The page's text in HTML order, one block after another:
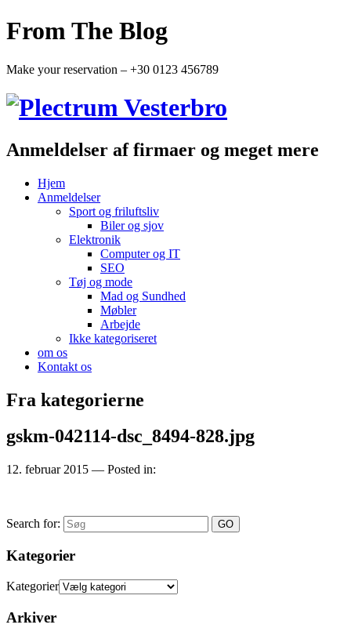
From The Blog
Make your reservation – +30 0123 456789
Anmeldelser af firmaer og meget mere
Hjem
Anmeldelser
Sport og friluftsliv
Biler og sjov
Elektronik
Computer og IT
SEO
Tøj og mode
Mad og Sundhed
Møbler
Arbejde
Ikke kategoriseret
om os
Kontakt os
Fra kategorierne
gskm-042114-dsc_8494-828.jpg
12. februar 2015 — Posted in:
Search for:
Kategorier
Kategorier
Arkiver